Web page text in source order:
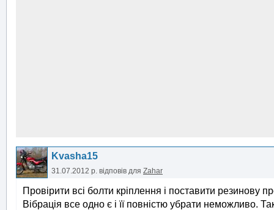
Kvasha15
31.07.2012 р. відповів для Zahar
Провірити всі болти кріплення і поставити резинову
Вібрація все одно є і її повністю убрати неможливо.